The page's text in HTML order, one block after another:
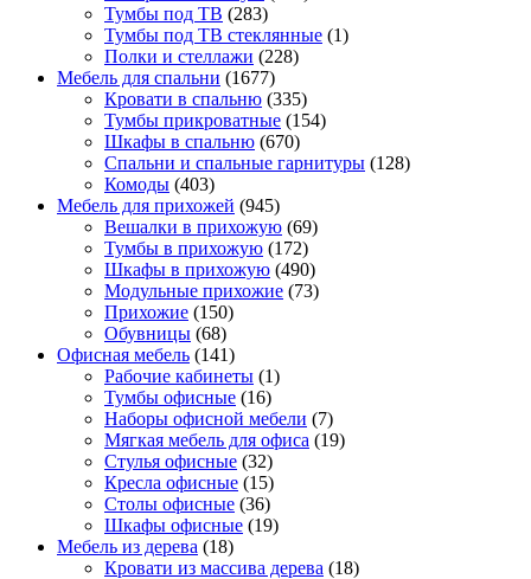
Тумбы под ТВ (283)
Тумбы под ТВ стеклянные (1)
Полки и стеллажи (228)
Мебель для спальни (1677)
Кровати в спальню (335)
Тумбы прикроватные (154)
Шкафы в спальню (670)
Спальни и спальные гарнитуры (128)
Комоды (403)
Мебель для прихожей (945)
Вешалки в прихожую (69)
Тумбы в прихожую (172)
Шкафы в прихожую (490)
Модульные прихожие (73)
Прихожие (150)
Обувницы (68)
Офисная мебель (141)
Рабочие кабинеты (1)
Тумбы офисные (16)
Наборы офисной мебели (7)
Мягкая мебель для офиса (19)
Стулья офисные (32)
Кресла офисные (15)
Столы офисные (36)
Шкафы офисные (19)
Мебель из дерева (18)
Кровати из массива дерева (18)